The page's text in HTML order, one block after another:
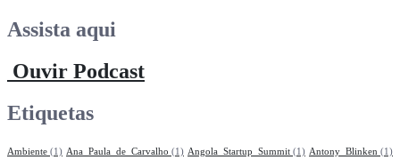
Assista aqui
Ouvir Podcast
Etiquetas
Ambiente (1) Ana_Paula_de_Carvalho (1) Angola_Startup_Summit (1) Antony_Blinken (1)